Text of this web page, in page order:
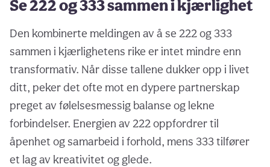
Se 222 og 333 sammen i kjærlighet
Den kombinerte meldingen av å se 222 og 333
sammen i kjærlighetens rike er intet mindre enn
transformativ. Når disse tallene dukker opp i livet
ditt, peker det ofte mot en dypere partnerskap
preget av følelsesmessig balanse og lekne
forbindelser. Energien av 222 oppfordrer til
åpenhet og samarbeid i forhold, mens 333 tilfører
et lag av kreativitet og glede.